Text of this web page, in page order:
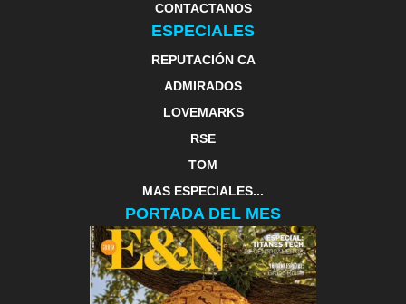
CONTACTANOS
ESPECIALES
REPUTACIÓN CA
ADMIRADOS
LOVEMARKS
RSE
TOM
MAS ESPECIALES...
PORTADA DEL MES